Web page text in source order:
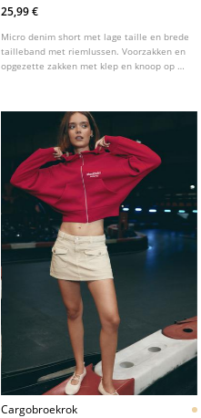
25,99 €
Micro denim short met lage taille en brede
tailleband met riemlussen. Voorzakken en
opgezette zakken met klep en knoop op de
diverse kleuren.
Cargobroekrok